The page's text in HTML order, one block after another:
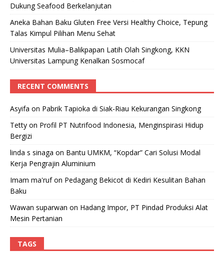
Dukung Seafood Berkelanjutan
Aneka Bahan Baku Gluten Free Versi Healthy Choice, Tepung
Talas Kimpul Pilihan Menu Sehat
Universitas Mulia–Balikpapan Latih Olah Singkong, KKN
Universitas Lampung Kenalkan Sosmocaf
RECENT COMMENTS
Asyifa on Pabrik Tapioka di Siak-Riau Kekurangan Singkong
Tetty on Profil PT Nutrifood Indonesia, Menginspirasi Hidup
Bergizi
linda s sinaga on Bantu UMKM, “Kopdar” Cari Solusi Modal
Kerja Pengrajin Aluminium
Imam ma'rufon Pedagang Bekicot di Kediri Kesulitan Bahan
Baku
Wawan suparwan on Hadang Impor, PT Pindad Produksi Alat
Mesin Pertanian
TAGS